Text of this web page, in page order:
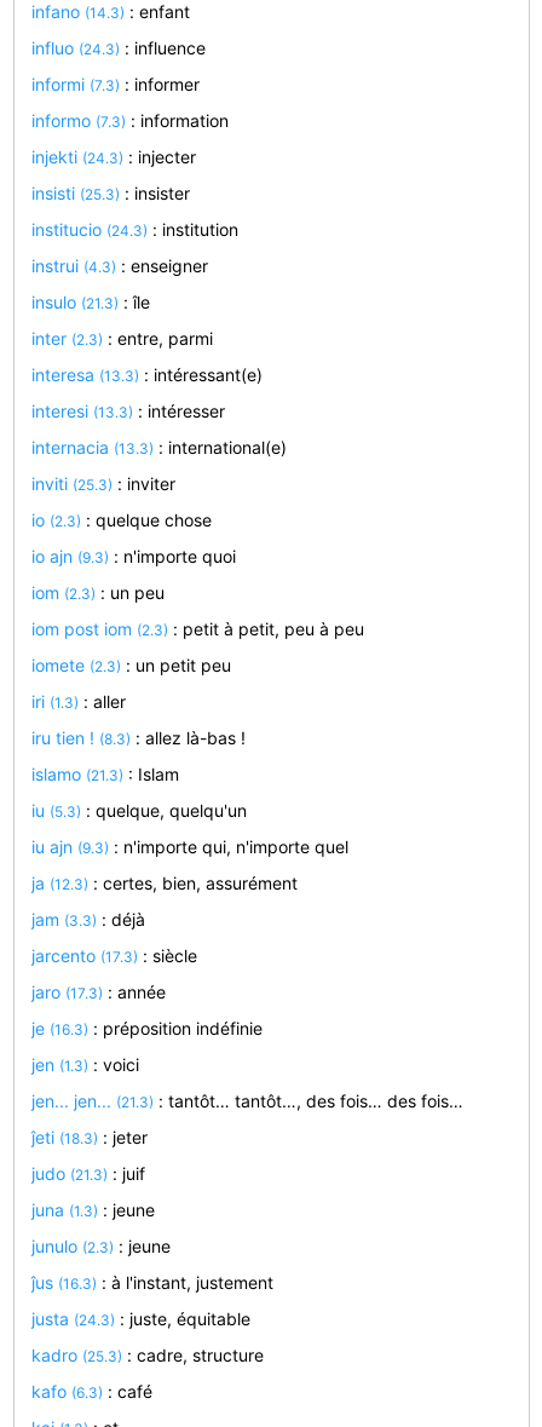
infano (14.3) : enfant
influo (24.3) : influence
informi (7.3) : informer
informo (7.3) : information
injekti (24.3) : injecter
insisti (25.3) : insister
institucio (24.3) : institution
instrui (4.3) : enseigner
insulo (21.3) : île
inter (2.3) : entre, parmi
interesa (13.3) : intéressant(e)
interesi (13.3) : intéresser
internacia (13.3) : international(e)
inviti (25.3) : inviter
io (2.3) : quelque chose
io ajn (9.3) : n'importe quoi
iom (2.3) : un peu
iom post iom (2.3) : petit à petit, peu à peu
iomete (2.3) : un petit peu
iri (1.3) : aller
iru tien ! (8.3) : allez là-bas !
islamo (21.3) : Islam
iu (5.3) : quelque, quelqu'un
iu ajn (9.3) : n'importe qui, n'importe quel
ja (12.3) : certes, bien, assurément
jam (3.3) : déjà
jarcento (17.3) : siècle
jaro (17.3) : année
je (16.3) : préposition indéfinie
jen (1.3) : voici
jen... jen... (21.3) : tantôt… tantôt…, des fois… des fois…
ĵeti (18.3) : jeter
judo (21.3) : juif
juna (1.3) : jeune
junulo (2.3) : jeune
ĵus (16.3) : à l'instant, justement
justa (24.3) : juste, équitable
kadro (25.3) : cadre, structure
kafo (6.3) : café